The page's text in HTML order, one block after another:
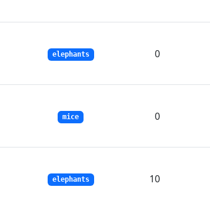
elephants 0
mice 0
elephants 10